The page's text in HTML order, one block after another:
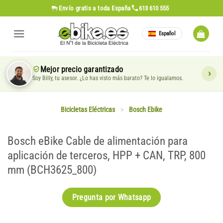
al
contenido
Envío gratis a toda España 613 610 555
Español
Mejor precio garantizado
Soy Billy, tu asesor. ¿Lo has visto más barato? Te lo igualamos.
Bicicletas Eléctricas > Bosch Ebike
Bosch eBike Cable de alimentación para
aplicación de terceros, HPP + CAN, TRP, 800
mm (BCH3625_800)
Pregunta por Whatsapp